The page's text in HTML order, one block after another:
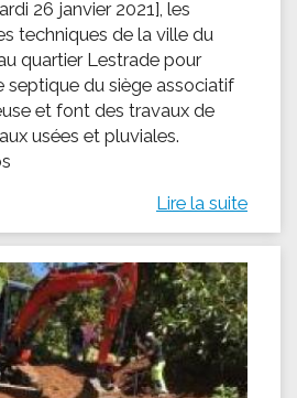
26 janvier 2021], les
techniques de la ville du
quartier Lestrade pour
septique du siège associatif
et font des travaux de
usées et pluviales.
Lire la suite